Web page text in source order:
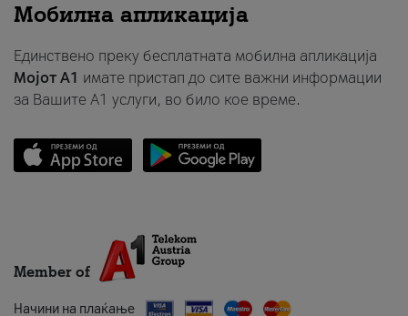
Мобилна апликација
Единствено преку бесплатната мобилна апликација
Мојот A1 имате пристап до сите важни информации
за Вашите A1 услуги, во било кое време.
Member of
Начини на плаќање